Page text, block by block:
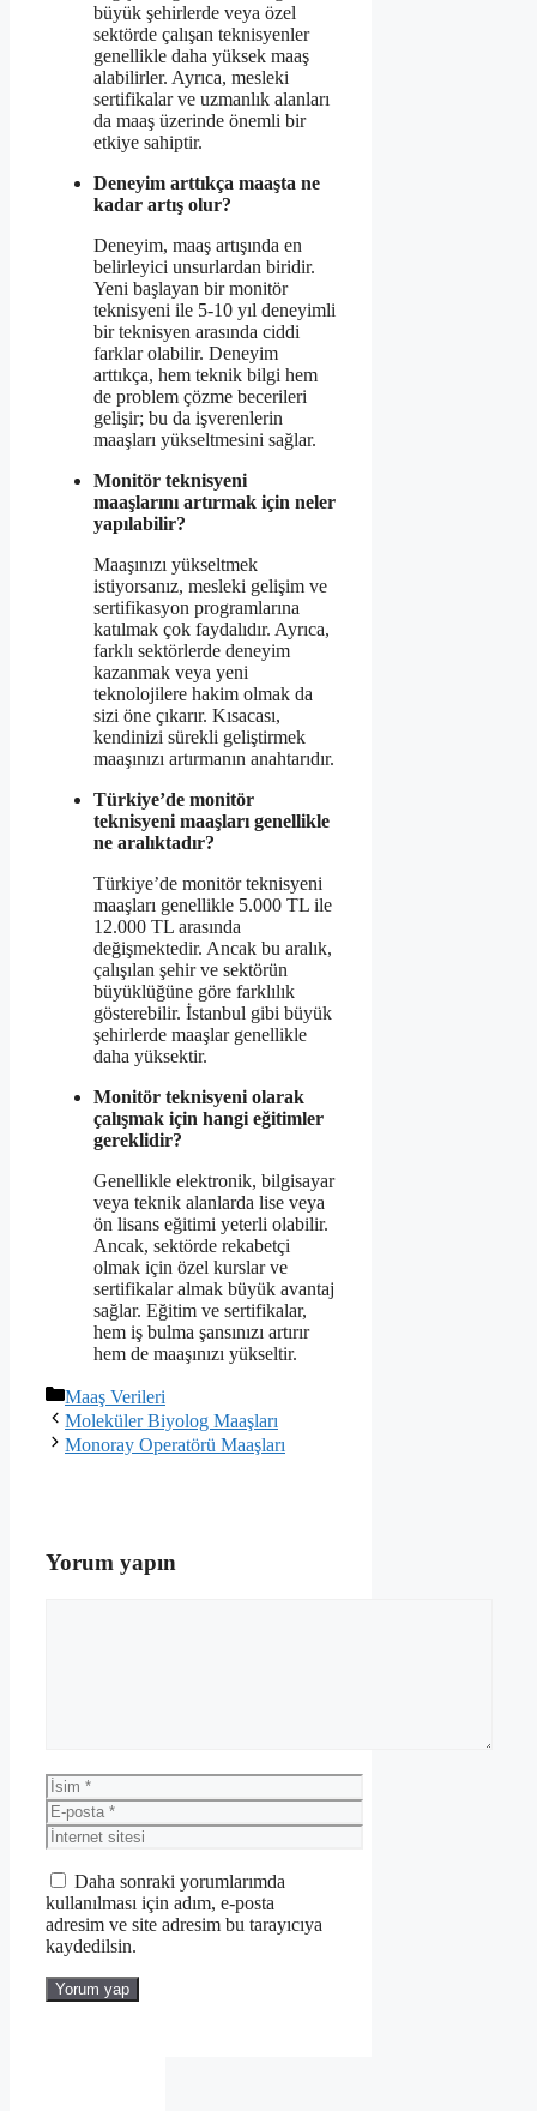
büyük şehirlerde veya özel
sektörde çalışan teknisyenler
genellikle daha yüksek maaş
alabilirler. Ayrıca, mesleki
sertifikalar ve uzmanlık alanları
da maaş üzerinde önemli bir
etkiye sahiptir.
Deneyim arttıkça maaşta ne
kadar artış olur?
Deneyim, maaş artışında en
belirleyici unsurlardan biridir.
Yeni başlayan bir monitör
teknisyeni ile 5-10 yıl deneyimli
bir teknisyen arasında ciddi
farklar olabilir. Deneyim
arttıkça, hem teknik bilgi hem
de problem çözme becerileri
gelişir; bu da işverenlerin
maaşları yükseltmesini sağlar.
Monitör teknisyeni
maaşlarını artırmak için neler
yapılabilir?
Maaşınızı yükseltmek
istiyorsanız, mesleki gelişim ve
sertifikasyon programlarına
katılmak çok faydalıdır. Ayrıca,
farklı sektörlerde deneyim
kazanmak veya yeni
teknolojilere hakim olmak da
sizi öne çıkarır. Kısacası,
kendinizi sürekli geliştirmek
maaşınızı artırmanın anahtarıdır.
Türkiye’de monitör
teknisyeni maaşları genellikle
ne aralıktadır?
Türkiye’de monitör teknisyeni
maaşları genellikle 5.000 TL ile
12.000 TL arasında
değişmektedir. Ancak bu aralık,
çalışılan şehir ve sektörün
büyüklüğüne göre farklılık
gösterebilir. İstanbul gibi büyük
şehirlerde maaşlar genellikle
daha yüksektir.
Monitör teknisyeni olarak
çalışmak için hangi eğitimler
gereklidir?
Genellikle elektronik, bilgisayar
veya teknik alanlarda lise veya
ön lisans eğitimi yeterli olabilir.
Ancak, sektörde rekabetçi
olmak için özel kurslar ve
sertifikalar almak büyük avantaj
sağlar. Eğitim ve sertifikalar,
hem iş bulma şansınızı artırır
hem de maaşınızı yükseltir.
Kategoriler
Maaş Verileri
Moleküler Biyolog Maaşları
Monoray Operatörü Maaşları
Yorum yapın
İsim
E-
posta
İnternet
sitesi
Daha sonraki yorumlarımda
kullanılması için adım, e-posta
adresim ve site adresim bu tarayıcıya
kaydedilsin.